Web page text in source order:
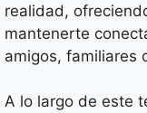
realidad,
mantenerte
amigos, familiares
A lo largo de este